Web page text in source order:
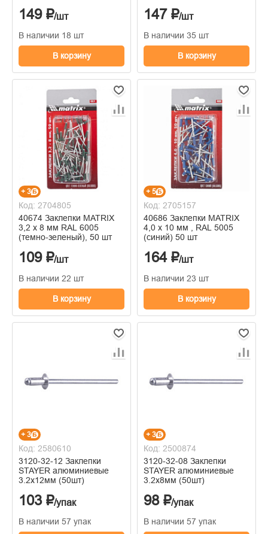
149 ₽/шт
В наличии 18 шт
В корзину
147 ₽/шт
В наличии 35 шт
В корзину
+ 3
Код: 2704805
40674 Заклепки MATRIX
3,2 х 8 мм RAL 6005
(темно-зеленый), 50 шт
109 ₽/шт
В наличии 22 шт
В корзину
+ 5
Код: 2705157
40686 Заклепки MATRIX
4,0 х 10 мм , RAL 5005
(синий) 50 шт
164 ₽/шт
В наличии 23 шт
В корзину
+ 3
Код: 2580610
3120-32-12 Заклепки
STAYER алюминиевые
3.2х12мм (50шт)
103 ₽/упак
В наличии 57 упак
+ 3
Код: 2500874
3120-32-08 Заклепки
STAYER алюминиевые
3.2х8мм (50шт)
98 ₽/упак
В наличии 57 упак